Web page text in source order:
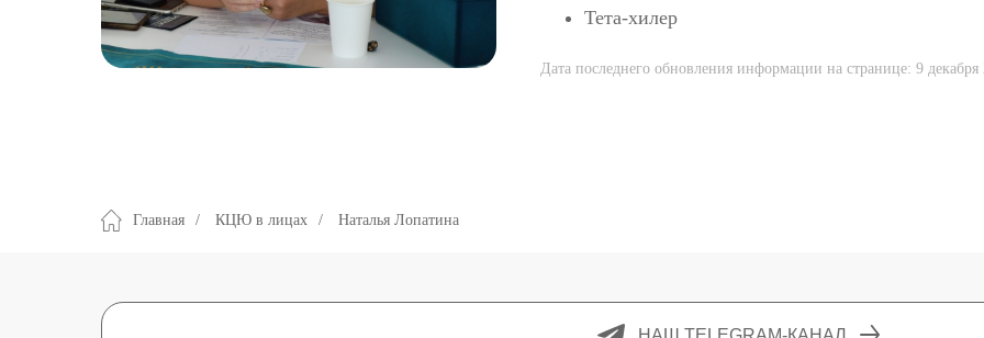
Тета-хилер
Дата последнего обновления информации на странице: 9 декабря
Главная / КЦЮ в лицах / Наталья Лопатина